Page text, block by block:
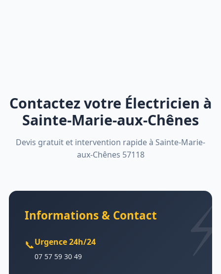
Contactez votre Électricien à
Sainte-Marie-aux-Chênes
Devis gratuit et intervention rapide à Sainte-Marie-
aux-Chênes 57118
Informations & Contact
📞Urgence 24h/24
07 57 59 30 49